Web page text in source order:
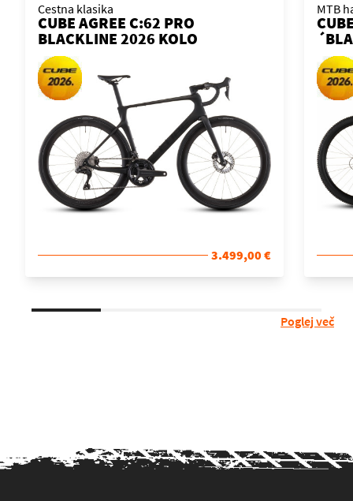
Cestna klasika
CUBE AGREE C:62 PRO
BLACKLINE 2026 KOLO
3.499,00 €
MTB
Poglej več